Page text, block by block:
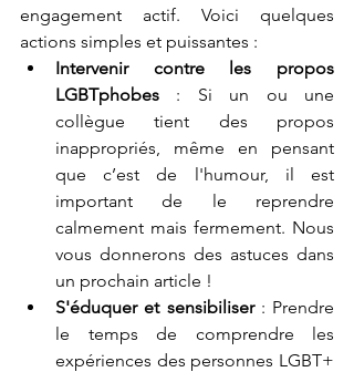
engagement actif. Voici quelques
actions simples et puissantes :
Intervenir contre les propos
LGBTphobes : Si un ou une
collègue tient des propos
inappropriés, même en pensant
que c’est de l'humour, il est
important de le reprendre
calmement mais fermement. Nous
vous donnerons des astuces dans
un prochain article !
S'éduquer et sensibiliser : Prendre
le temps de comprendre les
expériences des personnes LGBT+